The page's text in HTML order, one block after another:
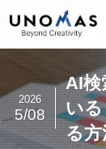
AI検
い
る方
2026
5/08